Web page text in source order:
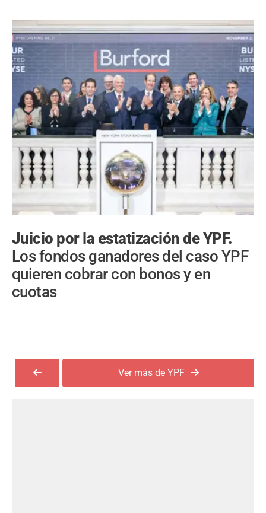
Juicio por la estatización de YPF.
Los fondos ganadores del caso YPF
quieren cobrar con bonos y en
cuotas
Ver más de YPF